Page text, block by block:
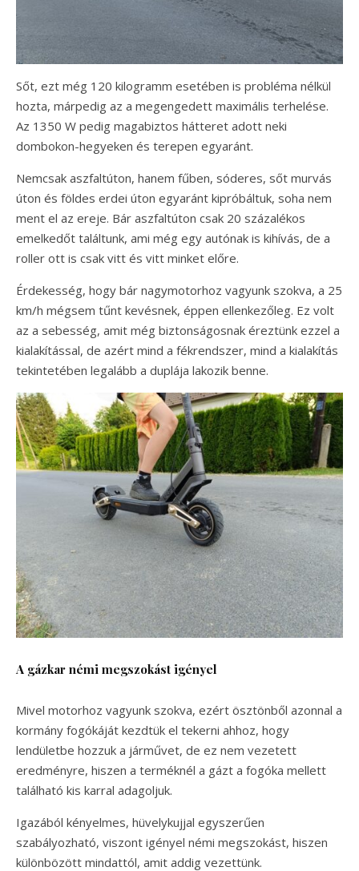
Sőt, ezt még 120 kilogramm esetében is probléma nélkül
hozta, márpedig az a megengedett maximális terhelése.
Az 1350 W pedig magabiztos hátteret adott neki
dombokon-hegyeken és terepen egyaránt.
Nemcsak aszfaltúton, hanem fűben, sóderes, sőt murvás
úton és földes erdei úton egyaránt kipróbáltuk, soha nem
ment el az ereje. Bár aszfaltúton csak 20 százalékos
emelkedőt találtunk, ami még egy autónak is kihívás, de a
roller ott is csak vitt és vitt minket előre.
Érdekesség, hogy bár nagymotorhoz vagyunk szokva, a 25
km/h mégsem tűnt kevésnek, éppen ellenkezőleg. Ez volt
az a sebesség, amit még biztonságosnak éreztünk ezzel a
kialakítással, de azért mind a fékrendszer, mind a kialakítás
tekintetében legalább a duplája lakozik benne.
A gázkar némi megszokást igényel
Mivel motorhoz vagyunk szokva, ezért ösztönből azonnal a
kormány fogókáját kezdtük el tekerni ahhoz, hogy
lendületbe hozzuk a járművet, de ez nem vezetett
eredményre, hiszen a terméknél a gázt a fogóka mellett
található kis karral adagoljuk.
Igazából kényelmes, hüvelykujjal egyszerűen
szabályozható, viszont igényel némi megszokást, hiszen
különbözött mindattól, amit addig vezettünk.